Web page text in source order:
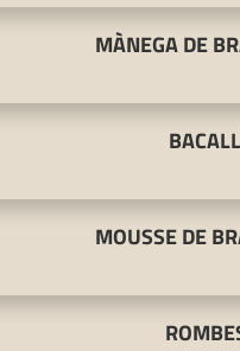
MÀNEGA DE
MOUSSE DE